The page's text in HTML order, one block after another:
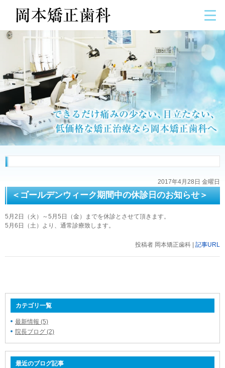
2017年4月28日 金曜日
＜ゴールデンウィーク期間中の休診日のお知らせ＞
5月2日（火）～5月5日（金）までを休診とさせて頂きます。
5月6日（土）より、通常診療致します。
投稿者 岡本矯正歯科 | 記事URL
カテゴリ一覧
最新情報 (5)
院長ブログ (2)
最近のブログ記事